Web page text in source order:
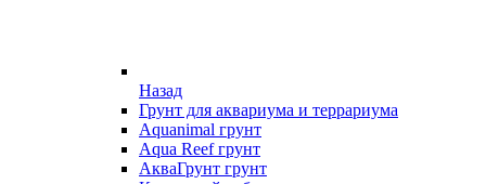
Назад
Грунт для аквариума и террариума
Aquanimal грунт
Aqua Reef грунт
АкваГрунт грунт